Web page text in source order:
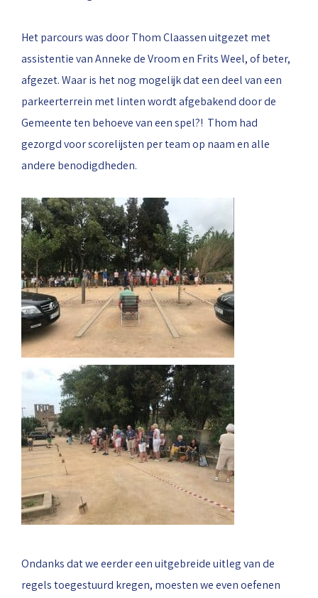
Het parcours was door Thom Claassen uitgezet met
assistentie van Anneke de Vroom en Frits Weel, of beter,
afgezet. Waar is het nog mogelijk dat een deel van een
parkeerterrein met linten wordt afgebakend door de
Gemeente ten behoeve van een spel?! Thom had
gezorgd voor scorelijsten per team op naam en alle
andere benodigdheden.
Ondanks dat we eerder een uitgebreide uitleg van de
regels toegestuurd kregen, moesten we even oefenen